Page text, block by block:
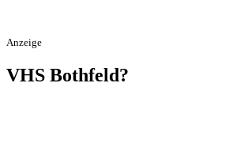
Anzeige
VHS Bothfeld?